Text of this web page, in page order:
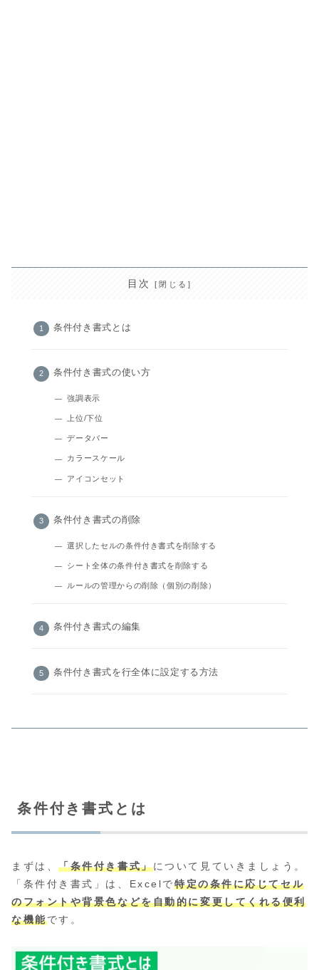
目次
条件付き書式とは
条件付き書式の使い方
強調表示
上位/下位
データバー
カラースケール
アイコンセット
条件付き書式の削除
選択したセルの条件付き書式を削除する
シート全体の条件付き書式を削除する
ルールの管理からの削除（個別の削除）
条件付き書式の編集
条件付き書式を行全体に設定する方法
条件付き書式とは
まずは、「条件付き書式」について見ていきましょう。
「条件付き書式」は、Excelで特定の条件に応じてセル
のフォントや背景色などを自動的に変更してくれる便利
な機能です。